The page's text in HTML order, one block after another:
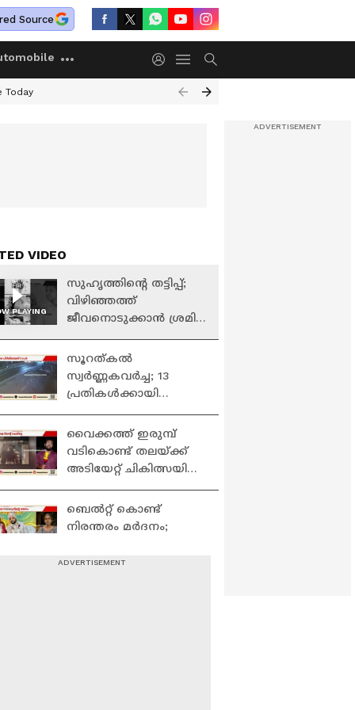
Source
Today
VIDEO
PLAYING
സുഹൃത്തിന്റെ തട്ടിപ്പ്;
വിഴിഞ്ഞത്ത്
ജീവനൊടുക്കാൻ ശ്രമിച്ച
സൂറത്കല്‍
സ്വര്‍ണ്ണകവര്‍ച്ച; 13
പ്രതികള്‍ക്കായി
പുറത്തുവിട്ടു
വൈക്കത്ത് ഇരുമ്പ്
വടികൊണ്ട് തലയ്ക്ക്
അടിയേറ്റ് ചികിത്സയില്‍
മരിച്ചു
ബെൽറ്റ് കൊണ്ട്
നിരന്തരം മർദനം;
വീണുമരിച്ചതിൽ